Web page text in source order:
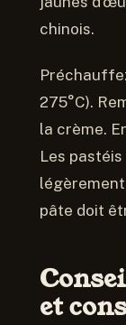
chinois.
275°C).
la crème.
Les
pâte doit
et